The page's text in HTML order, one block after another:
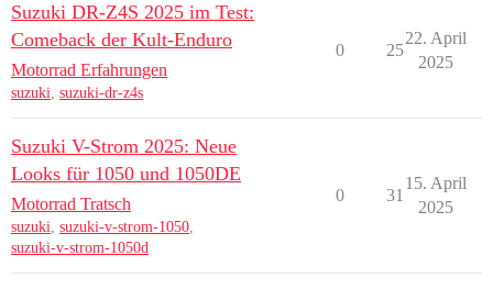
Suzuki DR-Z4S 2025 im Test:
Comeback der Kult-Enduro
Motorrad Erfahrungen
suzuki, suzuki-dr-z4s
0 25
22. April
2025
Suzuki V-Strom 2025: Neue
Looks für 1050 und 1050DE
Motorrad Tratsch
suzuki, suzuki-v-strom-1050,
suzuki-v-strom-1050d
0 31
15. April
2025